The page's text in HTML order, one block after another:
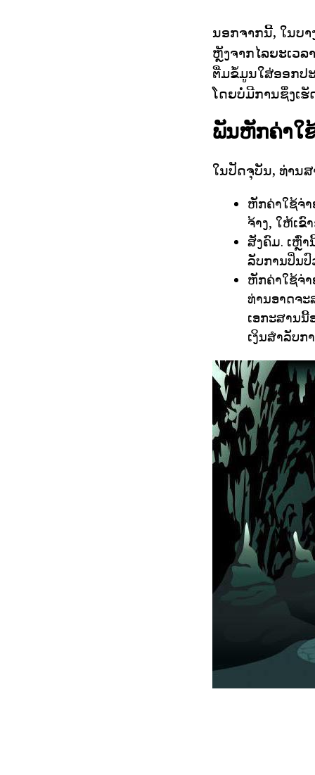
ນອກຈາກນີ້, ໃນບ
ຫຼັງຈາກໄລຍະເວ
ຕື່ມຂໍ້ມູນໃສ່ອອກປ
ໂດຍບໍ່ມີການຊຶ່ງເ
ພັນຫັກຄ່າໃ
ໃນປັດຈຸບັນ, ທ່ານ
ຫັກຄ່າໃຊ້ຈ່
ຈ້າງ, ໃຫ້ເຂົ
ສັງຄົມ. ເຫຼົ່າ
ລັບການປິ່ນ
ຫັກຄ່າໃຊ້ຈ່
ທ່ານອາດຈ
ເອກະສານ
ເງິນສໍາລັບກ